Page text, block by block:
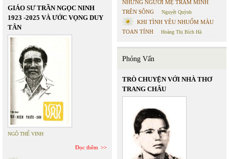
GIÁO SƯ TRẦN NGỌC NINH
1923 -2025 VÀ ƯỚC VỌNG DUY
TÂN
NGÔ THẾ VINH
Đọc thêm
NHỮNG NGƯỜI MẸ TRẦM MÌNH
TRÊN SÔNG
Nguyệt Quỳnh
KHI TÌNH YÊU NHUỐM MÀU
TOAN TÍNH
Hoàng Thị Bích Hà
Phỏng Vấn
TRÒ CHUYỆN VỚI NHÀ THƠ
TRANG CHÂU